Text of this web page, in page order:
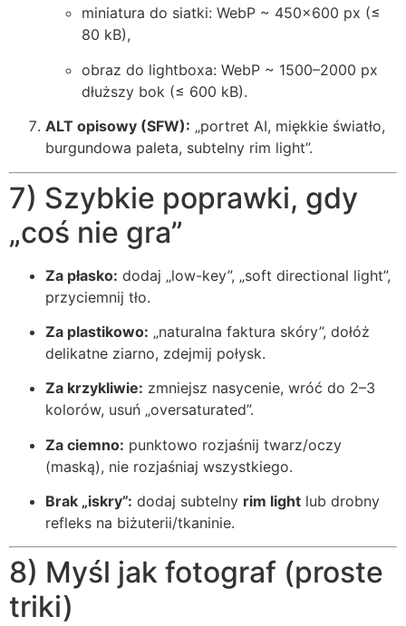
miniatura do siatki: WebP ~ 450×600 px (≤
80 kB),
obraz do lightboxa: WebP ~ 1500–2000 px
dłuższy bok (≤ 600 kB).
ALT opisowy (SFW): „portret AI, miękkie światło,
burgundowa paleta, subtelny rim light”.
7) Szybkie poprawki, gdy
„coś nie gra”
Za płasko: dodaj „low-key”, „soft directional light”,
przyciemnij tło.
Za plastikowo: „naturalna faktura skóry”, dołóż
delikatne ziarno, zdejmij połysk.
Za krzykliwie: zmniejsz nasycenie, wróć do 2–3
kolorów, usuń „oversaturated”.
Za ciemno: punktowo rozjaśnij twarz/oczy
(maską), nie rozjaśniaj wszystkiego.
Brak „iskry”: dodaj subtelny rim light lub drobny
refleks na biżuterii/tkaninie.
8) Myśl jak fotograf (proste
triki)